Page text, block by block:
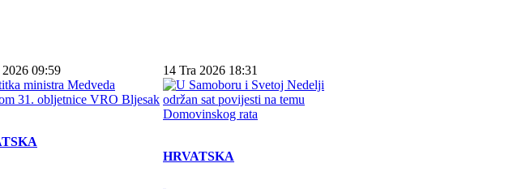
09:59 14 Tra 2026 18:31
HRVATSKA